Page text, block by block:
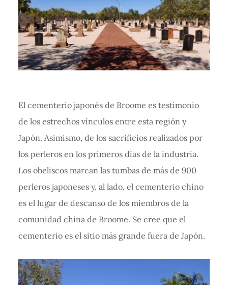
El cementerio japonés de Broome es testimonio
de los estrechos vínculos entre esta región y
Japón. Asimismo, de los sacrificios realizados por
los perleros en los primeros días de la industria.
Los obeliscos marcan las tumbas de más de 900
perleros japoneses y, al lado, el cementerio chino
es el lugar de descanso de los miembros de la
comunidad china de Broome. Se cree que el
cementerio es el sitio más grande fuera de Japón.